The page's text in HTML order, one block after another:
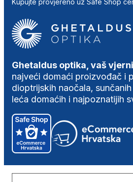
Ghetaldus optika, vaš
najveći domaći proizvođač i
dioptrijskih naočala,
leća domaćih i najpoznatijih